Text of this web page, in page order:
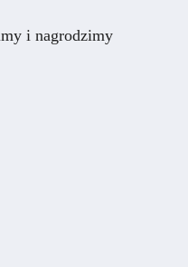
i nagrodzimy